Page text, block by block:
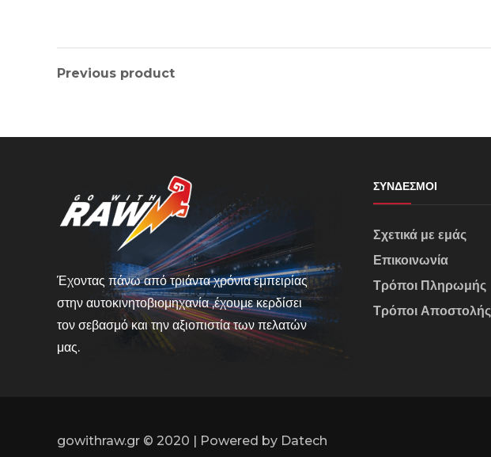
Previous product
Έχοντας πάνω από τριάντα χρόνια εμπειρίας
στην αυτοκινητοβιομηχανία ,έχουμε κερδίσει
τον σεβασμό και την αξιοπιστία των πελατών
μας.
ΣΎΝΔΕΣΜΟΙ
Σχετικά με εμάς
Επικοινωνία
Τρόποι Πληρωμής
Τρόποι Αποστολής
gowithraw.gr © 2020 | Powered by Datech